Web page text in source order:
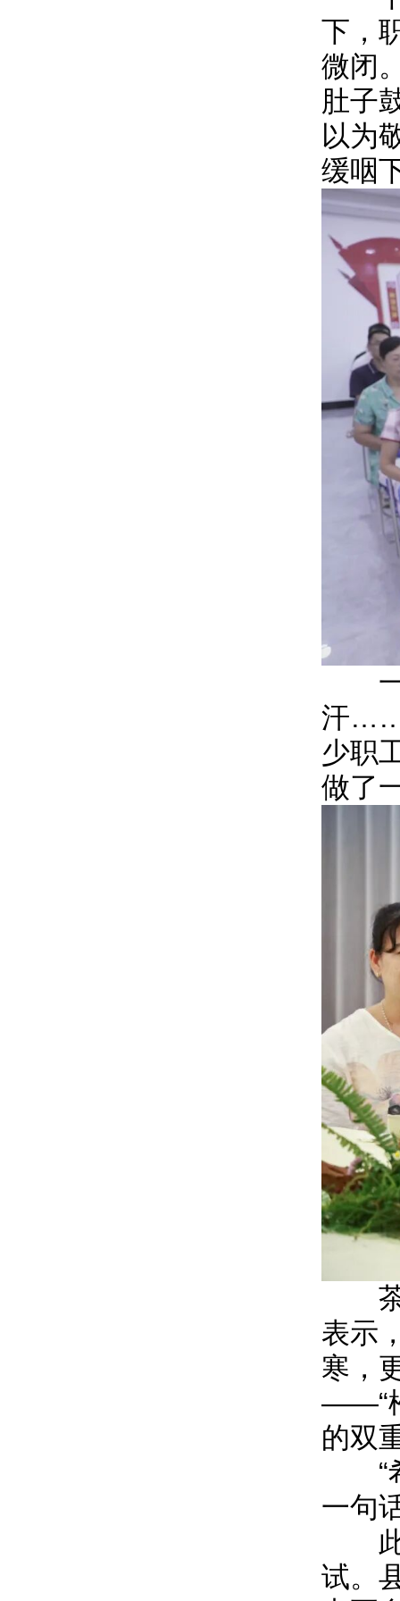
下，
微闭
肚子
以为
缓咽
一
汗……
少职
做了
茶
表示
寒，
——“
的双
“希
一句
此
试。